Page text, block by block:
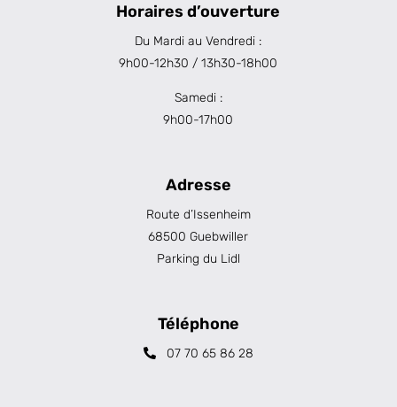
Horaires d’ouverture
Du Mardi au Vendredi :
9h00-12h30 / 13h30-18h00
Samedi :
9h00-17h00
Adresse
Route d’Issenheim
68500 Guebwiller
Parking du Lidl
Téléphone
07 70 65 86 28